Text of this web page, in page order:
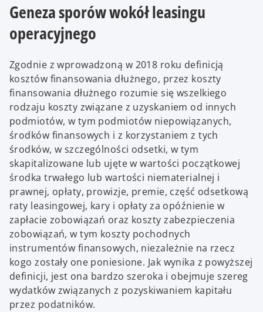
Geneza sporów wokół leasingu
operacyjnego
Zgodnie z wprowadzoną w 2018 roku definicją
kosztów finansowania dłużnego, przez koszty
finansowania dłużnego rozumie się wszelkiego
rodzaju koszty związane z uzyskaniem od innych
podmiotów, w tym podmiotów niepowiązanych,
środków finansowych i z korzystaniem z tych
środków, w szczególności odsetki, w tym
skapitalizowane lub ujęte w wartości początkowej
środka trwałego lub wartości niematerialnej i
prawnej, opłaty, prowizje, premie, część odsetkową
raty leasingowej, kary i opłaty za opóźnienie w
zapłacie zobowiązań oraz koszty zabezpieczenia
zobowiązań, w tym koszty pochodnych
instrumentów finansowych, niezależnie na rzecz
kogo zostały one poniesione. Jak wynika z powyższej
definicji, jest ona bardzo szeroka i obejmuje szereg
wydatków związanych z pozyskiwaniem kapitału
przez podatników.